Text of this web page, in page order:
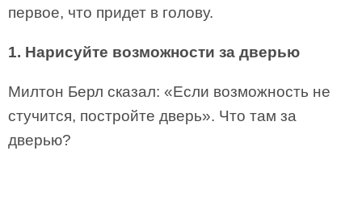
первое, что придет в голову.
1. Нарисуйте возможности за дверью
Милтон Берл сказал: «Если возможность не
стучится, постройте дверь». Что там за
дверью?